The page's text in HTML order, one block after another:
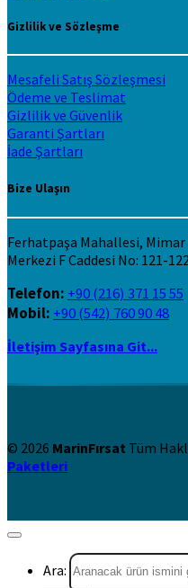
Gizlilik ve Sözleşme
Mesafeli Satış Sözleşmesi
Ödeme ve Teslimat
Gizlilik ve Güvenlik
Garanti Şartları
İade Şartları
Bize Ulaşın
Ferhatpaşa Mahallesi, Mimar
Merkezi F Caddesi No: 121-
Telefon: +90 (216) 371 15 55
Mobil: +90 (542) 760 90 48
İletişim Sayfasına Git...
© 2026 MarinFırsat Tüm
Paketleri
Ara: